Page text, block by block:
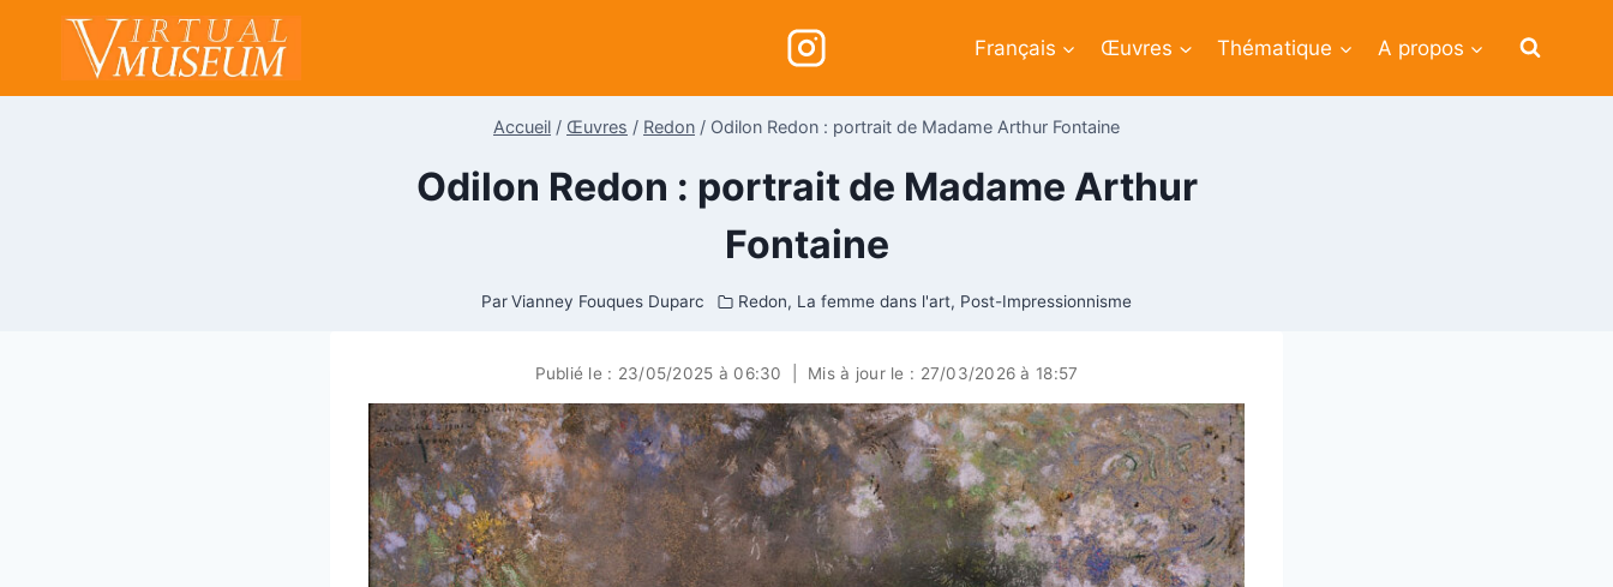
Français Œuvres Thématique A propos
Accueil / Œuvres / Redon / Odilon Redon : portrait de Madame Arthur Fontaine
Odilon Redon : portrait de Madame Arthur
Fontaine
Par Vianney Fouques Duparc Redon, La femme dans l'art, Post-Impressionnisme
Publié le : 23/05/2025 à 06:30 Mis à jour le : 27/03/2026 à 18:57